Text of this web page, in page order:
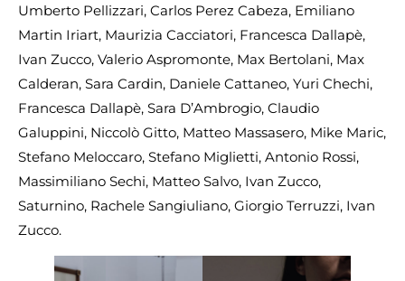
Umberto Pellizzari, Carlos Perez Cabeza, Emiliano
Martin Iriart, Maurizia Cacciatori, Francesca Dallapè,
Ivan Zucco, Valerio Aspromonte, Max Bertolani, Max
Calderan, Sara Cardin, Daniele Cattaneo, Yuri Chechi,
Francesca Dallapè, Sara D’Ambrogio, Claudio
Galuppini, Niccolò Gitto, Matteo Massasero, Mike Maric,
Stefano Meloccaro, Stefano Miglietti, Antonio Rossi,
Massimiliano Sechi, Matteo Salvo, Ivan Zucco,
Saturnino, Rachele Sangiuliano, Giorgio Terruzzi, Ivan
Zucco.